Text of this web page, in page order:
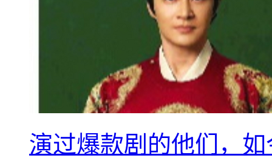
演过爆款剧的他们，